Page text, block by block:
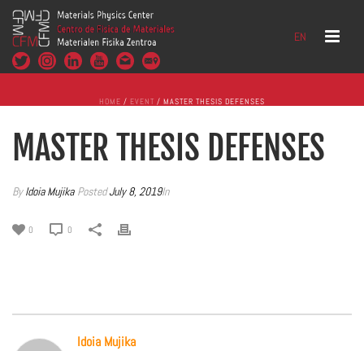
EN
HOME / EVENT / MASTER THESIS DEFENSES
MASTER THESIS DEFENSES
ByIdoia Mujika PostedJuly 8, 2019In
0 0
Idoia Mujika